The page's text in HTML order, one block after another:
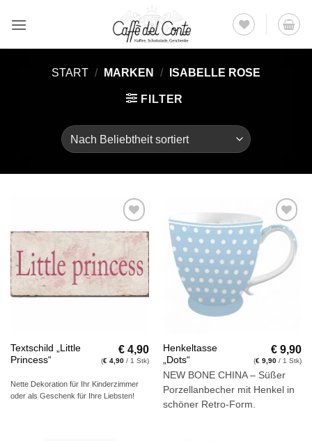
Inhalt
START / MARKEN / ISABELLE ROSE
FILTER
Auf die
Wunschliste
Textschild „Little
Princess“
€ 4,90
(€ 4,90 / 1 Stk)
Nette Dekoration für Ihr Kinderzimmer
oder als Geschenk für Ihre Liebsten!
Auf die
Wunschliste
Henkeltasse
„Dots“
€ 9,90
(€ 9,90 / 1 Stk)
NEW BONE CHINA – Süßer
Porzellanbecher mit Henkel in
schöner Retro-Form.